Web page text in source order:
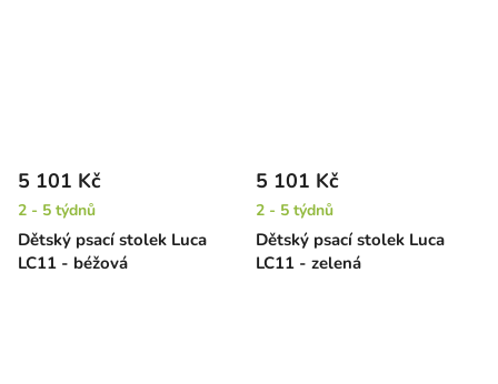
Dětský psací stolek Luca
LC11 - béžová
5 101 Kč
2 - 5 týdnů
Dětský psací stolek Luca
LC11 - zelená
5 101 Kč
2 - 5 týdnů